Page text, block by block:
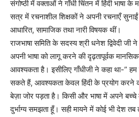
संगोष्ठी में वक्ताओं ने गाँधी चिंतन में हिंदी भाषा
सत्र में रचनाशील शिक्षकों ने अपनी रचनाएँ सुनाईं
आधारित, सामाजिक तथा नारी विषयक थीं।
राजभाषा समिति के सदस्य श्री धनेश द्विवेदी जी
अपनी भाषा को लागू करने की दृढ़तापूर्वक
आवश्यकता है। इसीलिए गाँधीजी ने कहा था-” हम
सकते हैं, आवश्यकता केवल हिंदी के प्रयोग करने
बेज़ा जोर पड़ता है। किसी और भाषा में अपने
दुर्भाग्य समझता हूँ। सही मायने में कोई भी देश